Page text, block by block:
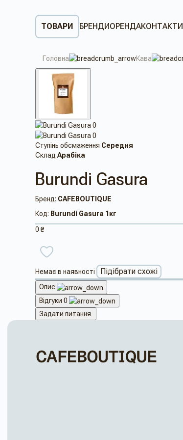
ТОВАРИ БРЕНДИОРЕНДАКОНТАКТИ
Головна Кава
Ступінь обсмаження Середня
Склад Арабіка
Burundi Gasura
Бренд: CAFEBOUTIQUE
Код: Burundi Gasura 1кг
0 ₴
Немає в наявності Підібрати схожі
Опис
Відгуки 0
Задати питання